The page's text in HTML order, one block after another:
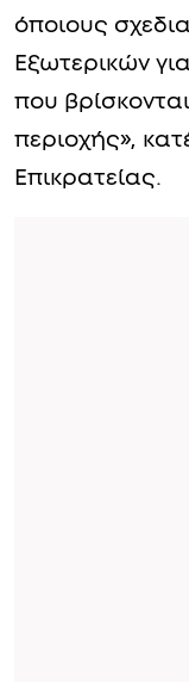
όποιους
Εξωτερικών
που
περιοχής»,
Επικρατείας.